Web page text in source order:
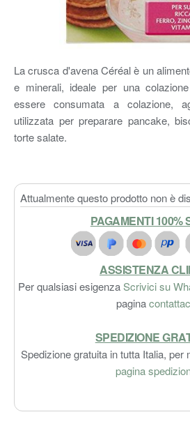
La crusca d'avena Céréal è un
e minerali, ideale per una
essere consumata a colazione,
utilizzata per preparare pancake,
torte salate.
Attualmente questo prodotto non è
PAGAMENTI 100%
ASSISTENZA
Per qualsiasi esigenzaScrivici su
pagina
SPEDIZIONE
Spedizione gratuita in tutta Italia, per
pagina